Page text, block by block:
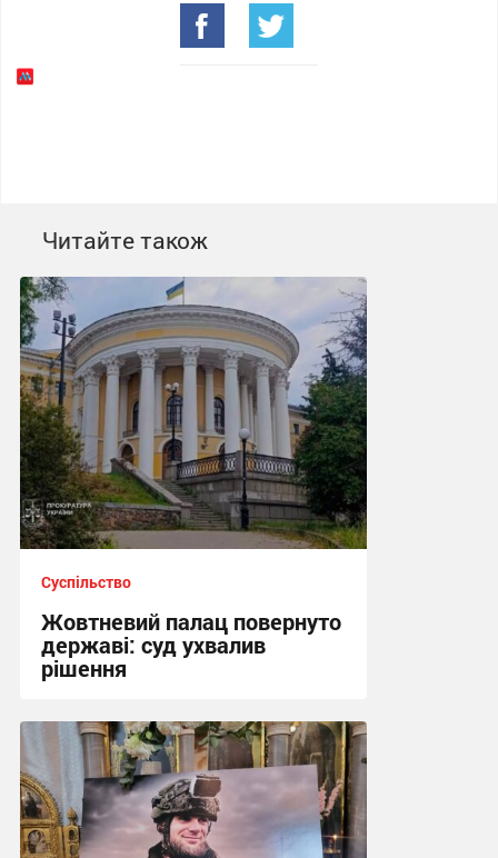
Читайте також
Суспільство
Жовтневий палац повернуто
державі: суд ухвалив
рішення
22:38 вчора